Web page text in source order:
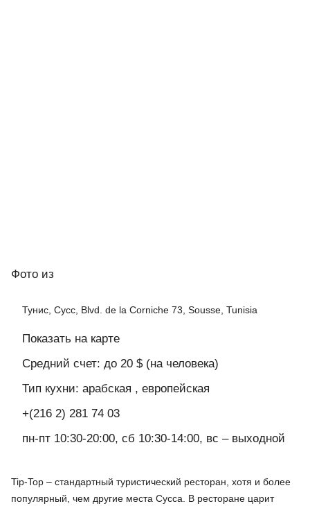
Фото из
Тунис, Сусс, Blvd. de la Corniche 73, Sousse, Tunisia
Показать на карте
Средний счет: до 20 $ (на человека)
Тип кухни: арабская , европейская
+(216 2) 281 74 03
пн-пт 10:30-20:00, сб 10:30-14:00, вс – выходной
Tip-Top – стандартный туристический ресторан, хотя и более
популярный, чем другие места Сусса. В ресторане царит